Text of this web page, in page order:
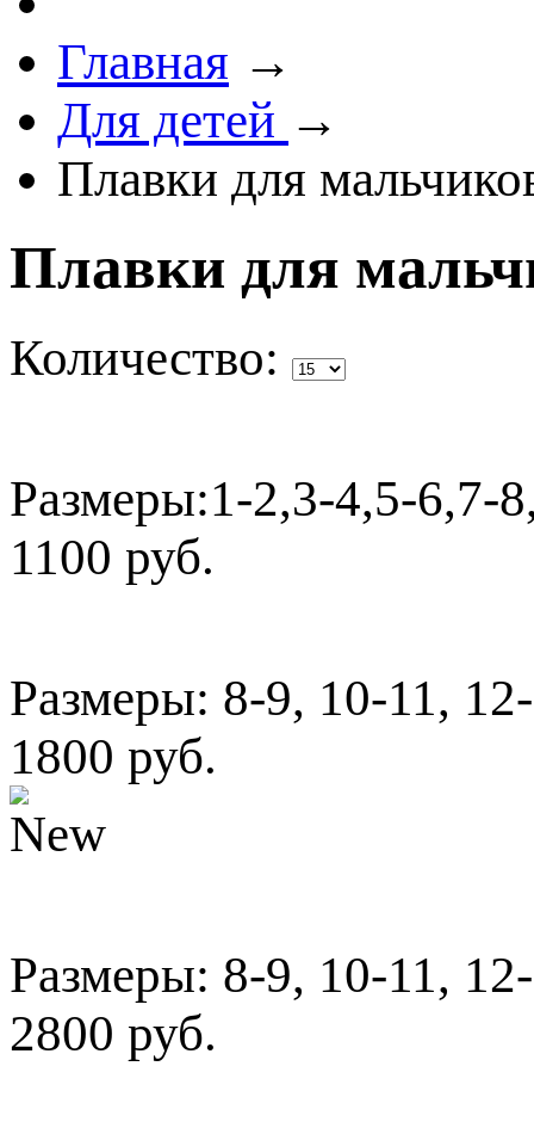
Главная →
Для детей →
Плавки для
Плавки для
Количество:
Размеры:1-2,3-4,5-6,7-
1100 руб.
Размеры: 8-9, 10-11,
1800 руб.
Размеры: 8-9, 10-11,
2800 руб.